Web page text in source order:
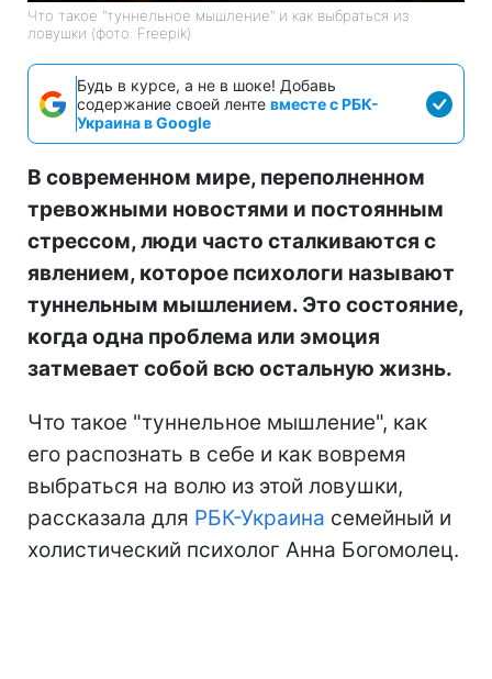
Что такое "туннельное мышление" и как выбраться из
ловушки (фото: Freepik)
Будь в курсе, а не в шоке! Добавь
содержание своей ленте вместе с РБК-
Украина в Google
В современном мире, переполненном
тревожными новостями и постоянным
стрессом, люди часто сталкиваются с
явлением, которое психологи называют
туннельным мышлением. Это состояние,
когда одна проблема или эмоция
затмевает собой всю остальную жизнь.
Что такое "туннельное мышление", как
его распознать в себе и как вовремя
выбраться на волю из этой ловушки,
рассказала для РБК-Украина семейный и
холистический психолог Анна Богомолец.